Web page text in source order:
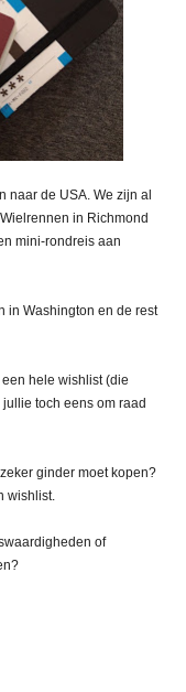
naar de USA. We zijn al
in Richmond
mini-rondreis aan
in Washington en de rest
hele wishlist (die
toch eens om raad
ginder moet kopen?
wishlist.
of